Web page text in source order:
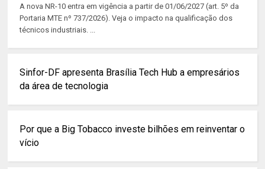
A nova NR-10 entra em vigência a partir de 01/06/2027 (art. 5º da
Portaria MTE nº 737/2026). Veja o impacto na qualificação dos
técnicos industriais. ...
Sinfor-DF apresenta Brasília Tech Hub a empresários
da área de tecnologia
Por que a Big Tobacco investe bilhões em reinventar o
vício